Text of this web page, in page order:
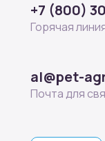
+7 (800)
al@pet-
Горячая
Почта для